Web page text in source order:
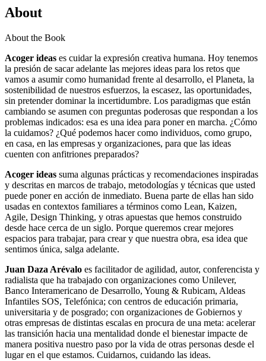
About
About the Book
Acoger ideas es cuidar la expresión creativa humana. Hoy tenemos
la presión de sacar adelante las mejores ideas para los retos que
vamos a asumir como humanidad frente al desarrollo, el Planeta, la
sostenibilidad de nuestros esfuerzos, la escasez, las oportunidades,
sin pretender dominar la incertidumbre. Los paradigmas que están
cambiando se asumen con preguntas poderosas que respondan a los
problemas indicados: esa es una idea para poner en marcha. ¿Cómo
la cuidamos? ¿Qué podemos hacer como individuos, como grupo,
en casa, en las empresas y organizaciones, para que las ideas
cuenten con anfitriones preparados?
Acoger ideas suma algunas prácticas y recomendaciones inspiradas
y descritas en marcos de trabajo, metodologías y técnicas que usted
puede poner en acción de inmediato. Buena parte de ellas han sido
usadas en contextos familiares a términos como Lean, Kaizen,
Agile, Design Thinking, y otras apuestas que hemos construido
desde hace cerca de un siglo. Porque queremos crear mejores
espacios para trabajar, para crear y que nuestra obra, esa idea que
sentimos única, salga adelante.
Juan Daza Arévalo es facilitador de agilidad, autor, conferencista y
radialista que ha trabajado con organizaciones como Unilever,
Banco Interamericano de Desarrollo, Young & Rubicam, Aldeas
Infantiles SOS, Telefónica; con centros de educación primaria,
universitaria y de posgrado; con organizaciones de Gobiernos y
otras empresas de distintas escalas en procura de una meta: acelerar
las transición hacia una mentalidad donde el bienestar impacte de
manera positiva nuestro paso por la vida de otras personas desde el
lugar en el que estamos. Cuidarnos, cuidando las ideas.